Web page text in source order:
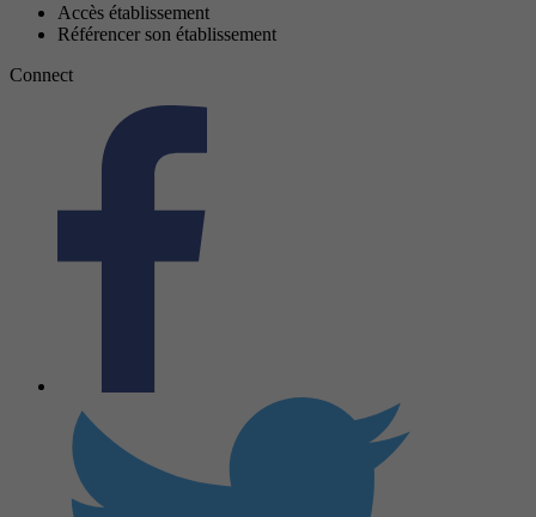
Accès établissement
Référencer son établissement
Connect